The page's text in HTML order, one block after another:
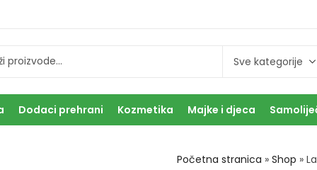
Dodaci prehrani Kozmetika Majke i djeca
Početna stranica » Shop »